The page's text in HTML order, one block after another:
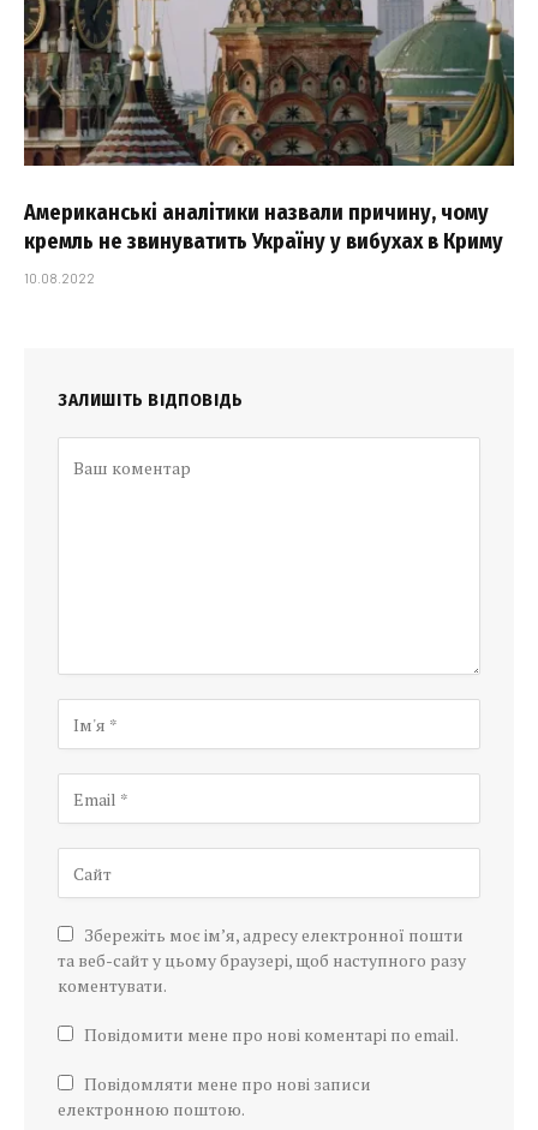
Американські аналітики назвали причину, чому
кремль не звинуватить Україну у вибухах в Криму
10.08.2022
ЗАЛИШІТЬ ВІДПОВІДЬ
Збережіть моє ім’я, адресу електронної пошти
та веб-сайт у цьому браузері, щоб наступного разу
коментувати.
Повідомити мене про нові коментарі по email.
Повідомляти мене про нові записи
електронною поштою.